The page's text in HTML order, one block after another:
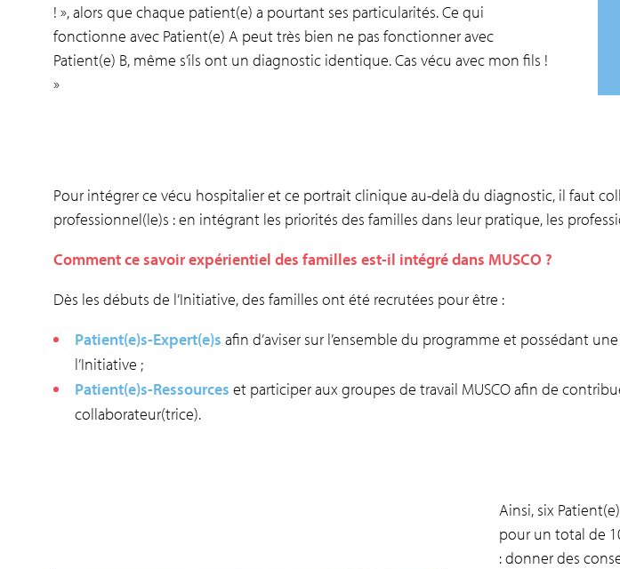
! », alors que chaque patient(e) a pourtant ses particularités. Ce qui
fonctionne avec Patient(e) A peut très bien ne pas fonctionner avec
Patient(e) B, même s’ils ont un diagnostic identique. Cas vécu avec mon fils !
»
Pour intégrer ce vécu hospitalier et ce portrait clinique au-delà du diagnostic, il faut
professionnel(le)s : en intégrant les priorités des familles dans leur pratique, les
Comment ce savoir expérientiel des familles est-il intégré dans MUSCO ?
Dès les débuts de l’Initiative, des familles ont été recrutées pour être :
Patient(e)s-Expert(e)s afin d’aviser sur l’ensemble du programme et possédant
l’Initiative ;
Patient(e)s-Ressources et participer aux groupes de travail MUSCO afin de
collaborateur(trice).
Ainsi, six
pour un total de
: donner des